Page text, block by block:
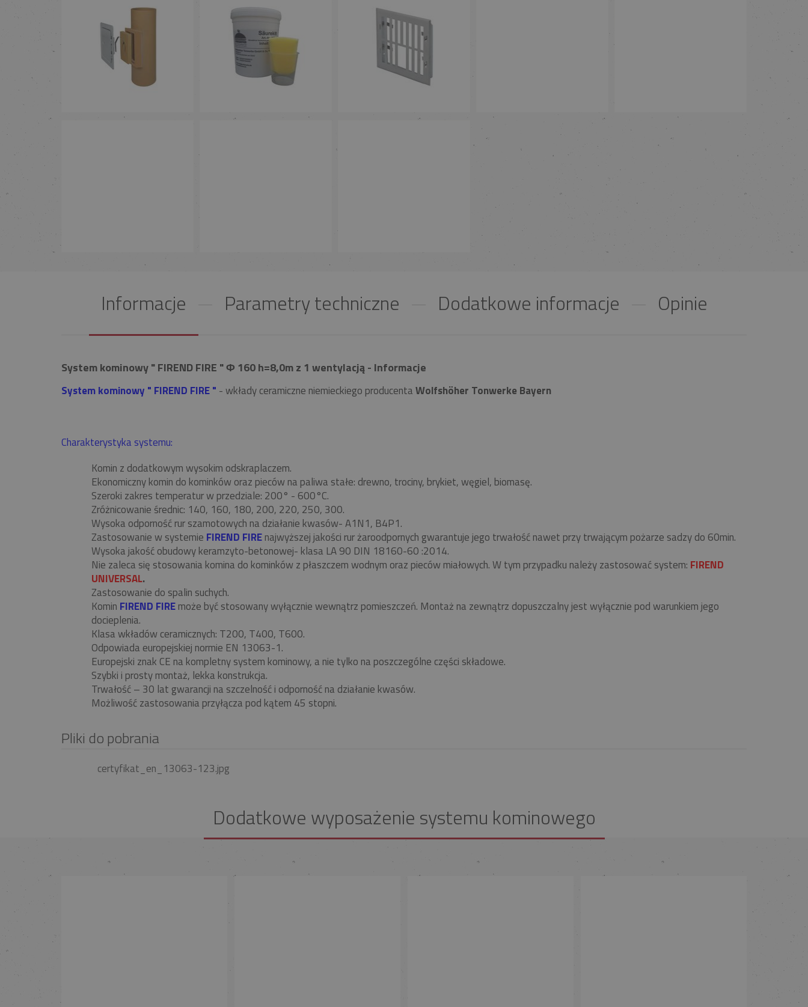
Informacje Parametry techniczne Dodatkowe informacje Opinie
System kominowy " FIREND FIRE " Φ 160 h=8,0m z 1 wentylacją - Informacje
System kominowy " FIREND FIRE " - wkłady ceramiczne niemieckiego producentaWolfshöher Tonwerke Bayern
Charakterystyka systemu:
Komin z dodatkowym wysokim odskraplaczem.
Ekonomiczny komin do kominków oraz pieców na paliwa stałe: drewno, trociny, brykiet, węgiel, biomasę.
Szeroki zakres temperatur w przedziale: 200° - 600°C.
Zróżnicowanie średnic: 140, 160, 180, 200, 220, 250, 300.
Wysoka odporność rur szamotowych na działanie kwasów- A1N1, B4P1.
Zastosowanie w systemie FIREND FIREnajwyższej jakości rur żaroodpornych gwarantuje jego trwałość nawet przy trwającym pożarze sadzy do 60min.
Wysoka jakość obudowy keramzyto-betonowej- klasa LA 90 DIN 18160-60 :2014.
Nie zaleca się stosowania komina do kominków z płaszczem wodnym oraz pieców miałowych. W tym przypadku należy zastosować system: FIREND
UNIVERSAL.
Zastosowanie do spalin suchych.
Komin FIREND FIREmoże być stosowany wyłącznie wewnątrz pomieszczeń. Montaż na zewnątrz dopuszczalny jest wyłącznie pod warunkiem jego
docieplenia.
Klasa wkładów ceramicznych: T200, T400, T600.
Odpowiada europejskiej normie EN 13063-1.
Europejski znak CE na kompletny system kominowy, a nie tylko na poszczególne części składowe.
Szybki i prosty montaż, lekka konstrukcja.
Trwałość – 30 lat gwarancji na szczelność i odporność na działanie kwasów.
Możliwość zastosowania przyłącza pod kątem 45 stopni.
Pliki do pobrania
certyfikat_en_13063-123.jpg
Dodatkowe wyposażenie systemu kominowego